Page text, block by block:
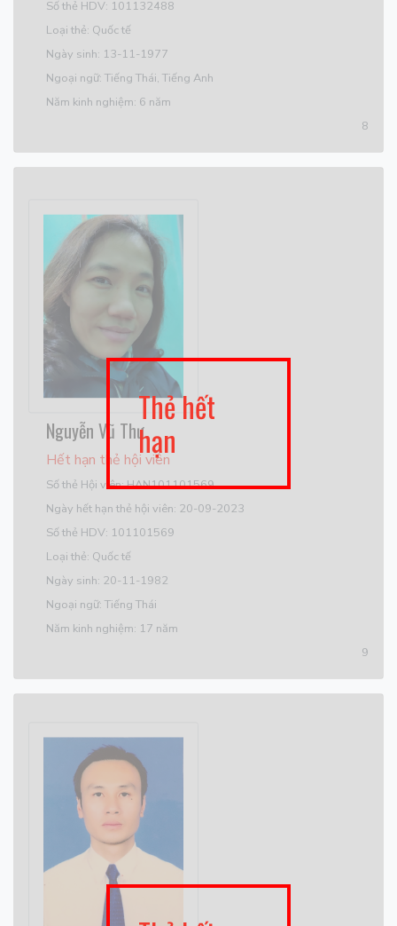
Số thẻ HDV: 101132488
Loại thẻ: Quốc tế
Ngày sinh: 13-11-1977
Ngoại ngữ: Tiếng Thái, Tiếng Anh
Năm kinh nghiệm: 6 năm
8
Nguyễn Vũ Thư
Hết hạn thẻ hội viên
Số thẻ Hội viên: HAN101101569
Ngày hết hạn thẻ hội viên: 20-09-2023
Số thẻ HDV: 101101569
Loại thẻ: Quốc tế
Ngày sinh: 20-11-1982
Ngoại ngữ: Tiếng Thái
Năm kinh nghiệm: 17 năm
9
Thẻ hết
hạn